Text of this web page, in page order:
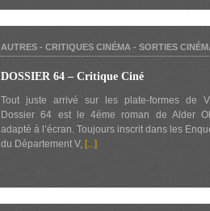
AUTRES - CRITIQUES CINÉMA - SORTIES
DOSSIER 64 – Critique Ciné
Tout juste arrivé sur les plate-formes de
Dossier 64 est le 4ème roman de Alder
adapté à l’écran. Toujours inscrit dans les
du Département V, [...]